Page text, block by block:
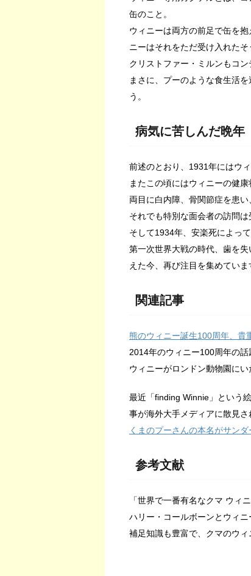
缶のこと。
ウィニーは両方の前足で缶を
ニーはそれをただ受け入れた
クリストファー・ミルンもコ
まさに、プーのような食生活
う。
病気に苦しんだ晩年
前述のとおり、1931年にはウ
またこの頃にはウィニーの健
両目に白内障、骨関節症を患
それでも特別な面会者の訪問
そして1934年、安楽死によっ
第一次世界大戦の時代、歯を
えた今、再び注目を集めていま
関連記事
熊のウィニー誕生100周年、貴
2014年のウィニー100周年の話
ウィニーがロンドン動物園にい
最近「finding Winnie」という
事が海外大手メディアに散見
くまのプーさんの本名がサン
参考文献
「世界で一番有名なクマ ウィニ
ハリー・コールボーンとウィニ
補足知識も豊富で、クマのウィ